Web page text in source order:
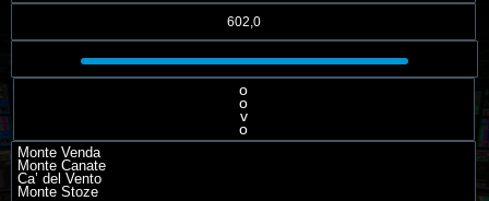
602,0
o
o
v
o
Monte Venda
Monte Canate
Ca’ del Vento
Monte Stoze